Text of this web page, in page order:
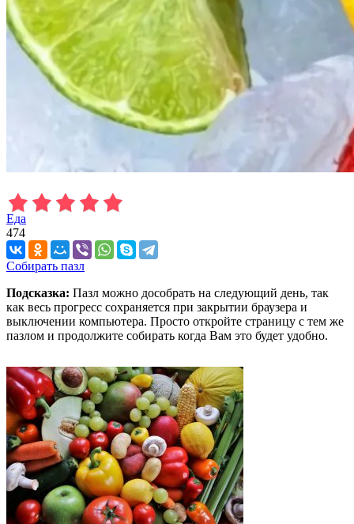
Еда
474
Собирать пазл
Подсказка: Пазл можно дособрать на следующий день, так
как весь прогресс сохраняется при закрытии браузера и
выключении компьютера. Просто откройте страницу с тем же
пазлом и продолжите собирать когда Вам это будет удобно.